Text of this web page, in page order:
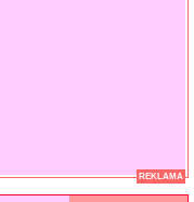
REKLAMA